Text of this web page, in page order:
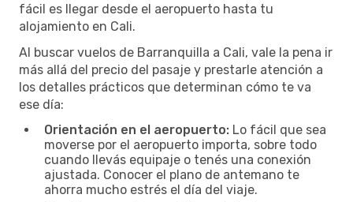
fácil es llegar desde el aeropuerto hasta tu
alojamiento en Cali.
Al buscar vuelos de Barranquilla a Cali, vale la pena ir
más allá del precio del pasaje y prestarle atención a
los detalles prácticos que determinan cómo te va
ese día:
Orientación en el aeropuerto: Lo fácil que sea
moverse por el aeropuerto importa, sobre todo
cuando llevás equipaje o tenés una conexión
ajustada. Conocer el plano de antemano te
ahorra mucho estrés el día del viaje.